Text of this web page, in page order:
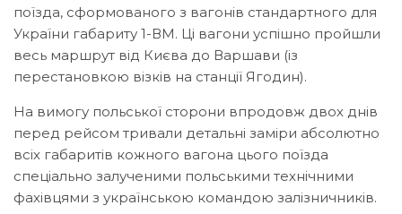
поїзда, сформованого з вагонів стандартного для
України габариту 1-ВМ. Ці вагони успішно пройшли
весь маршрут від Києва до Варшави (із
перестановкою візків на станції Ягодин).
На вимогу польської сторони впродовж двох днів
перед рейсом тривали детальні заміри абсолютно
всіх габаритів кожного вагона цього поїзда
спеціально залученими польськими технічними
фахівцями з українською командою залізничників.